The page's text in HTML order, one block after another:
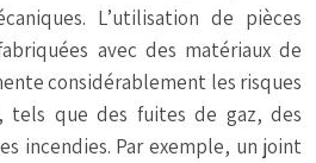
L’utilisation de pièces
avec des matériaux de
considérablement les risques
tels que des fuites de gaz, des
incendies. Par exemple, un joint